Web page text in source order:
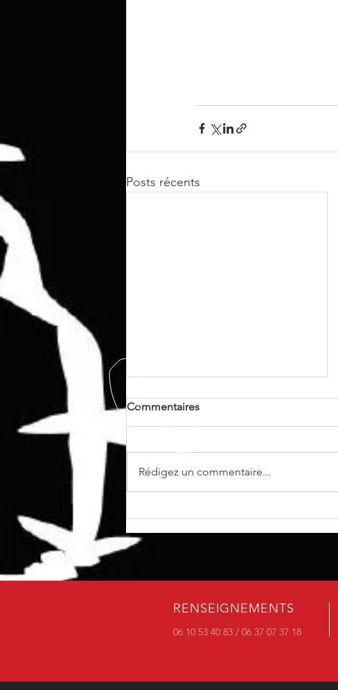
Posts récents
🎬 Teasing : Le Poste de
Secours souterrain...
Commentaires
Rédigez un commentaire...
RENSEIGNEMENTS
06 10 53 40 83 / 06 37 07 37 18